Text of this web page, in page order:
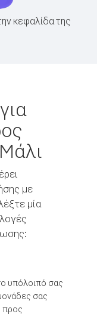
κεφαλίδα της
με
μία
υπόλοιπό σας
σας
προς